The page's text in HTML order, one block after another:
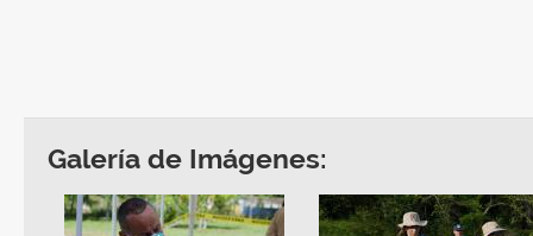
Galería de Imágenes: